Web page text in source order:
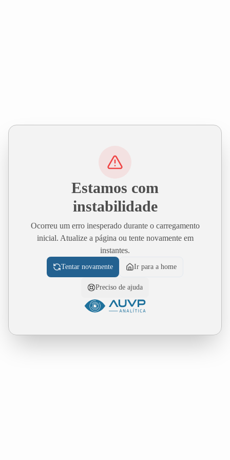
Estamos com
instabilidade
Ocorreu um erro inesperado durante o carregamento
inicial. Atualize a página ou tente novamente em
instantes.
Tentar novamente Ir para a home
Preciso de ajuda